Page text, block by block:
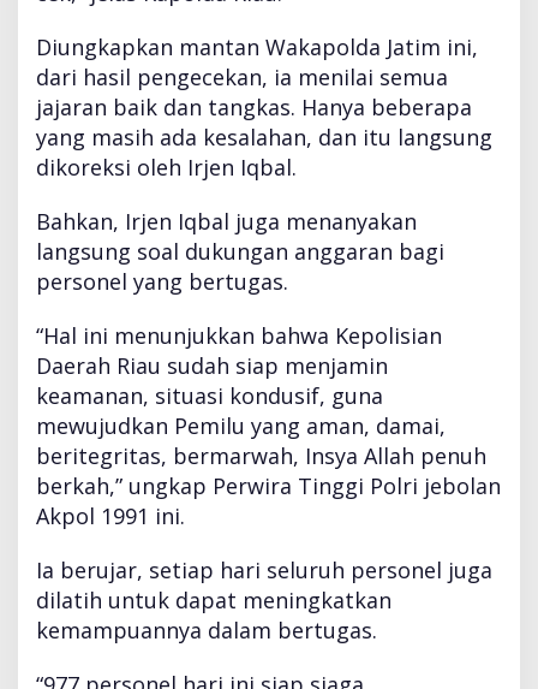
Diungkapkan mantan Wakapolda Jatim ini,
dari hasil pengecekan, ia menilai semua
jajaran baik dan tangkas. Hanya beberapa
yang masih ada kesalahan, dan itu langsung
dikoreksi oleh Irjen Iqbal.
Bahkan, Irjen Iqbal juga menanyakan
langsung soal dukungan anggaran bagi
personel yang bertugas.
“Hal ini menunjukkan bahwa Kepolisian
Daerah Riau sudah siap menjamin
keamanan, situasi kondusif, guna
mewujudkan Pemilu yang aman, damai,
beritegritas, bermarwah, Insya Allah penuh
berkah,” ungkap Perwira Tinggi Polri jebolan
Akpol 1991 ini.
Ia berujar, setiap hari seluruh personel juga
dilatih untuk dapat meningkatkan
kemampuannya dalam bertugas.